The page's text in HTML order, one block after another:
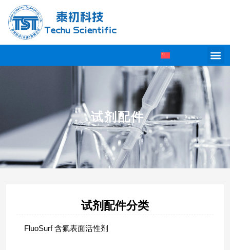
试剂配件
试剂配件分类
FluoSurf 含氟表面活性剂